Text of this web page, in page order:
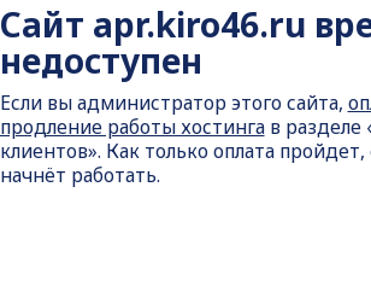
Сайт apr.kiro46.ru
недоступен
Если вы администратор этого сайта,
продление работы хостингав разделе
клиентов». Как только оплата пройдет,
начнёт работать.